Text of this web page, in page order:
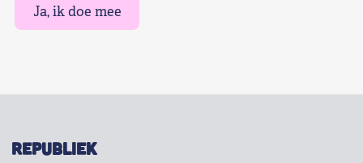
Ja, ik doe mee
REPUBLIEK